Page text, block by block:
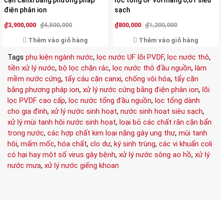
Cuối cùng, tất cả các vị trí trao đổi được tiếp nhận
bởi các ion natri. Nhựa được cho là tái sinh và sẵn
sàng cho chu kỳ làm mềm tiếp theo.
3. Nên cẩn thận điều gì?
Phải thường xuyên theo dõi bổ sung muối để hoàn
nguyên hạt cation, tùy tình trạng nguồn nước từng
thời điểm khác nhau mà lượng muối hao hụt
nhanh hay chậm, vì thế phải luôn theo dõi để bổ
sung chứ không có khoản thời gian cố định nào cả.
Khoáng chất Ca và Mg sẽ bị giữ lại làm cho nước bị
axit hóa có vị đắng chua kèm nồng độ pH trong
điện phân ion
₫3,900,000 ₫4,500,000
Thêm vào giỏ hàng
sạch
₫800,000 ₫1,200,000
Thêm vào giỏ hàng
Tags phụ kiện ngành nước, lọc nước UF lõi PVDF, lọc nước thô,
tiền xử lý nước, bộ lọc chặn rác, lọc nước thô đầu nguồn, làm
mềm nước cứng, tẩy cáu cặn canxi, chống vôi hóa, tẩy cặn
bằng phương pháp ion, xử lý nước cứng bằng điện phân ion, lõi
lọc PVDF cao cấp, lọc nước tổng đầu nguồn, lọc tổng dành
cho gia đình, xử lý nước sinh hoạt, nước sinh hoạt siêu sạch,
xử lý mùi tanh hôi nước sinh hoạt, loại bỏ các chất rắn cặn bẩn
trong nước, các hợp chất kim loại nặng gây ung thư, mùi tanh
hôi, mấm mốc, hóa chất, clo dư, ký sinh trùng, các vi khuẩn coli
có hại hay một số virus gây bệnh, xử lý nước sông ao hồ, xử lý
nước mưa, xử lý nước giếng khoan